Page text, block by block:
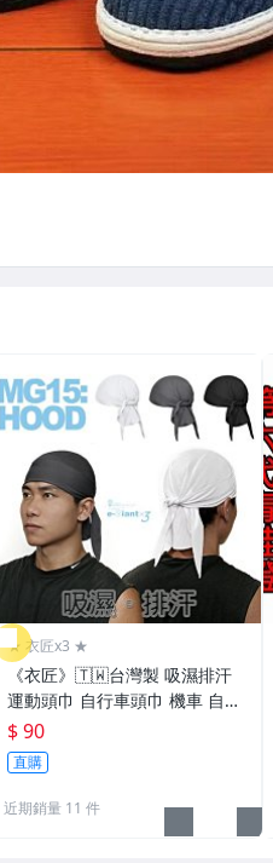
★ 衣匠x3 ★
《衣匠》🇹🇼台灣製 吸濕排汗
運動頭巾 自行車頭巾 機車 自行
車小帽 海盜帽﹝MG15﹞
$ 90
直購
近期銷量 11 件